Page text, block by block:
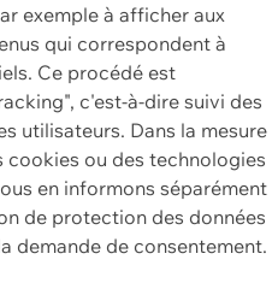
exemple à afficher aux
qui correspondent à
Ce procédé est
c'est-à-dire suivi des
utilisateurs. Dans la mesure
cookies ou des technologies
en informons séparément
de protection des données
demande de consentement.